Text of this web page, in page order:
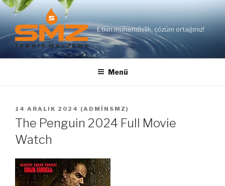
İçeriğe
geç
Etkin mühendislik, çözüm ortağınız!
Menü
YAYIM
TARIHI
14 ARALIK 2024 (ADMINSMZ)
The Penguin 2024 Full Movie
Watch